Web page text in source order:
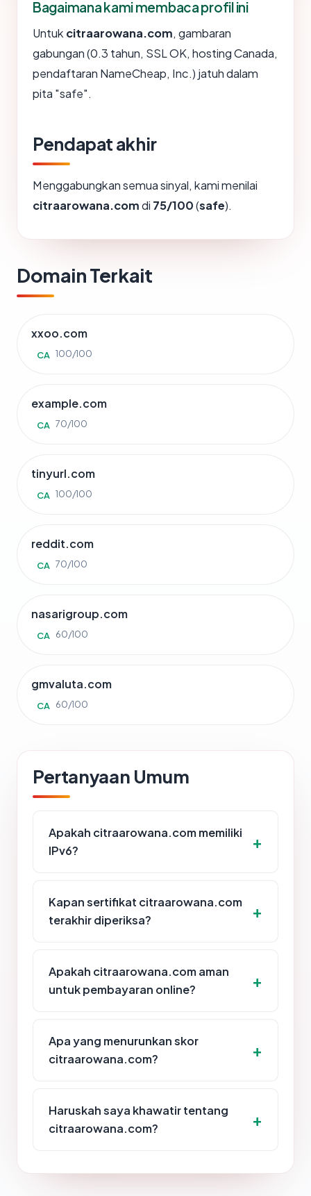
Bagaimana kami membaca profil ini
Untuk citraarowana.com, gambaran
gabungan (0.3 tahun, SSL OK, hosting Canada,
pendaftaran NameCheap, Inc.) jatuh dalam
pita "safe".
Pendapat akhir
Menggabungkan semua sinyal, kami menilai
citraarowana.comdi 75/100(safe).
Domain Terkait
xxoo.com
CA 100/100
example.com
CA 70/100
tinyurl.com
CA 100/100
reddit.com
CA 70/100
nasarigroup.com
CA 60/100
gmvaluta.com
CA 60/100
Pertanyaan Umum
Apakah citraarowana.com memiliki
IPv6?
Kapan sertifikat citraarowana.com
terakhir diperiksa?
Apakah citraarowana.com aman
untuk pembayaran online?
Apa yang menurunkan skor
citraarowana.com?
Haruskah saya khawatir tentang
citraarowana.com?